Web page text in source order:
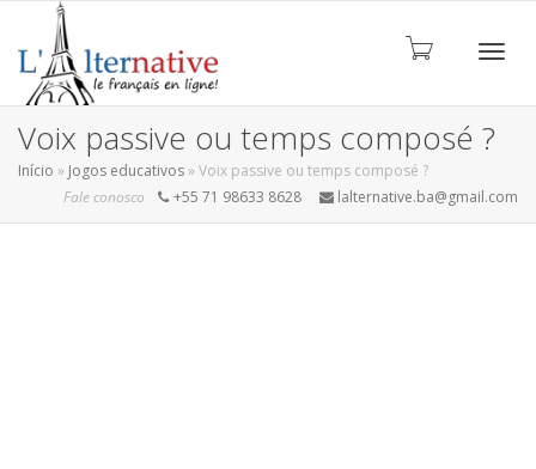
Voix passive ou temps composé ?
Início » Jogos educativos» Voix passive ou temps composé ?
Fale conosco
+55 71 98633 8628 lalternative.ba@gmail.com